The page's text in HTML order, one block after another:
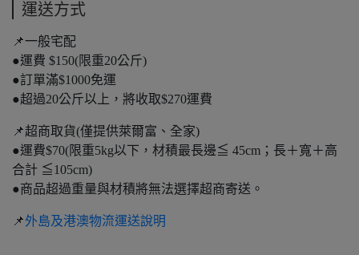
運送方式
📌一般宅配
●運費 $150(限重20公斤)
●訂單滿$1000免運
●超過20公斤以上，將收取$270運費
📌超商取貨(僅提供萊爾富、全家)
●運費$70(限重5kg以下，材積最長邊≦ 45cm；長＋寬＋高
合計 ≦105cm)
●商品超過重量與材積將無法選擇超商寄送。
📌外島及港澳物流運送說明